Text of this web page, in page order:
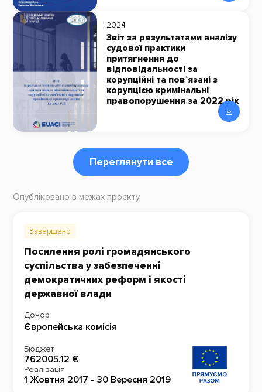
2024
Звіт за результатами аналізу
судової практики
притягнення до
відповідальності за
корупційні та пов’язані з
корупцією кримінальні
правопорушення за 2022 рік
Переглянути все
Опубліковано в межах проєкту
Завершено
Посилення ролі громадянського
суспільства у забезпеченні
демократичних реформ і якості
державної влади
Донор
Європейська комісія
Бюджет
762005.12 €
Реалізація
1 Жовтня 2017 - 30 Вересня 2019